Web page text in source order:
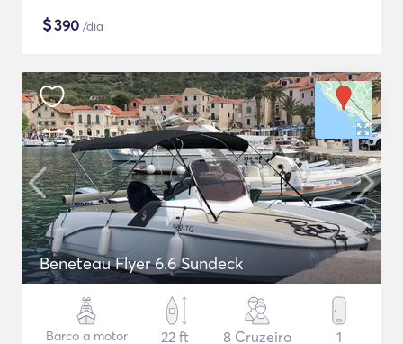
$390 /dia
Beneteau Flyer 6.6 Sundeck
Barco a motor
22 ft
8 Cruzeiro 1